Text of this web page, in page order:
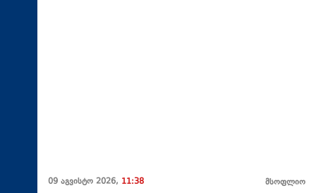
09 აგვისტო 2026, 11:38 მსოფლიო